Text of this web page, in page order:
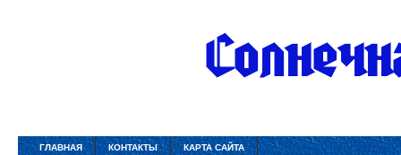
ГЛАВНАЯ КОНТАКТЫ КАРТА САЙТА